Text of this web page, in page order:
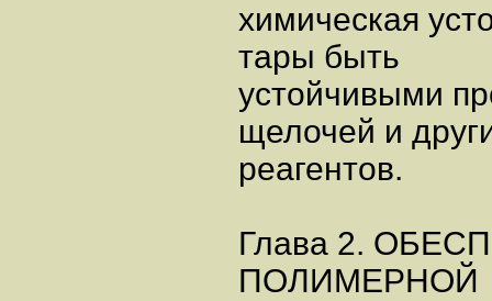
химическая
тары быть
устойчивыми
щелочей и
реагентов.
Глава 2.
ПОЛИМЕРНОЙ